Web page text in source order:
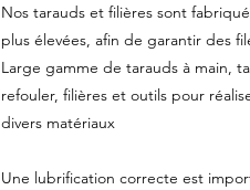
Nos tarauds et filières sont
plus élevées, afin de garantir des
Large gamme de tarauds à main,
refouler, filières et outils pour
divers matériaux
Une lubrification correcte est